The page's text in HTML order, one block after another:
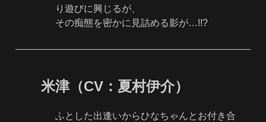
り遊びに興じるが、
その痴態を密かに見詰める影が…!!?
米津（CV：夏村伊介）
ふとした出逢いからひなちゃんとお付き合